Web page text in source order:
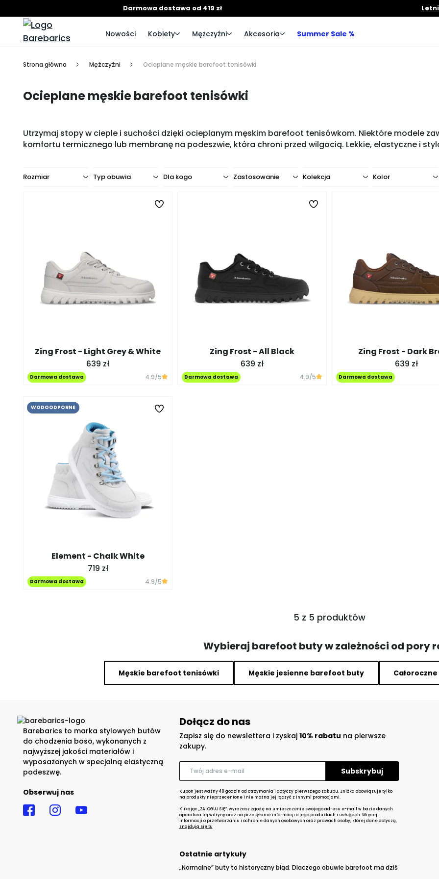
Darmowa dostawa od 419 zł
Nowości Kobiety Mężczyźni Akcesoria Summer Sale %
Strona główna Mężczyźni Ocieplane męskie barefoot tenisówki
Ocieplane męskie barefoot tenisówki
Utrzymaj stopy w cieple i suchości dzięki ocieplanym męskim barefoot tenisówkom. Niektóre modele
komfortu termicznego lub membranę na podeszwie, która chroni przed wilgocią. Lekkie, elastyczne i
Typ obuwia
Rozmiar Kolor
Dla kogo Zastosowanie Kolekcja
Zing Frost - Light Grey & White
639 zł
Darmowa dostawa 4.9/5
Zing Frost - All Black
639 zł
Darmowa dostawa 4.9/5
Zing Frost - Dark
639 zł
Darmowa dostawa
WODOODPORNE
Element - Chalk White
719 zł
Darmowa dostawa 4.9/5
5 z 5 produktów
Wybieraj barefoot buty w zależności od pory
Męskie barefoot tenisówki Męskie jesienne barefoot buty
Barebarics to marka stylowych butów
do chodzenia boso, wykonanych z
najwyższej jakości materiałów i
wyposażonych w specjalną elastyczną
podeszwę.
Obserwuj nas
Dołącz do nas
Zapisz się do newslettera i zyskaj 10% rabatu na pierwsze
zakupy.
Kupon jest ważny 48 godzin od otrzymania i dotyczy pierwszego zakupu. Zniżka obowiązuje tylko
na produkty nieprzecenione i nie można jej łączyć z innymi promocjami.
Klikając „ZALOGUJ SIĘ”, wyrażasz zgodę na umieszczenie swojego adresu e-mail w bazie danych
operatora tej witryny oraz na przesyłanie informacji o jego produktach i usługach. Więcej
informacji o przetwarzaniu i ochronie danych osobowych oraz prawach osoby, której dane dotyczą,
znajdują się tu
Ostatnie artykuły
„Normalne” buty to historyczny błąd. Dlaczego obuwie barefoot ma dziś